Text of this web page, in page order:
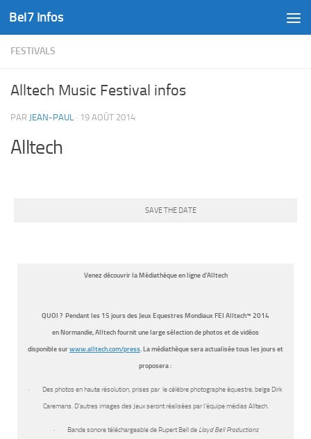
Skip to content
Bel7 Infos
FESTIVALS
Alltech Music Festival infos
PAR JEAN-PAUL · 19 AOÛT 2014
Alltech
SAVE THE DATE
Venez découvrir la Médiathèque en ligne d’Alltech
QUOI ? Pendant les 15 jours des Jeux Equestres Mondiaux FEI Alltech™ 2014
en Normandie, Alltech fournit une large sélection de photos et de vidéos
disponible surwww.alltech.com/press. La médiathèque sera actualisée tous les jours et
proposera :
· Des photos en haute résolution, prises par le célèbre photographe équestre, belge Dirk
Caremans. D’autres images des Jeux seront réalisées par l’équipe médias Alltech.
· Bande sonore téléchargeable de Rupert Bell de Lloyd Bell Productions